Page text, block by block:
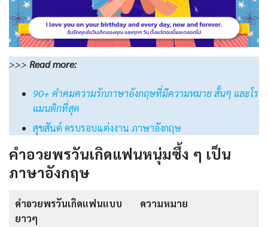
>>> Readmore:
90+ คําคมความรักภาษาอังกฤษที่มีความหมาย สั้นๆ และโร
แมนติกที่สุด
สุขสันต์ ครบรอบแต่งงาน ภาษาอังกฤษ
คำอวยพรวันเกิดแฟนหนุ่มซึ้ง ๆ เป็น
ภาษาอังกฤษ
คําอวยพรวันเกิดแฟนแบบ
ยาวๆ
ความหมาย